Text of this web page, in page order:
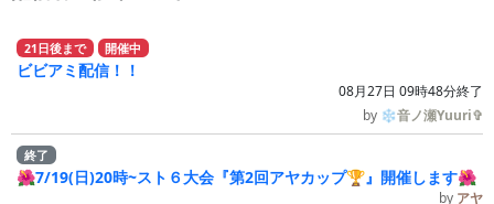
21日後まで 開催中
ビビアミ配信！！
08月27日 09時48分終了
by ❄音ノ瀬Yuuri✞
終了
🌺7/19(日)20時~スト６大会『第2回アヤカップ🏆』開催します🌺
by アヤ